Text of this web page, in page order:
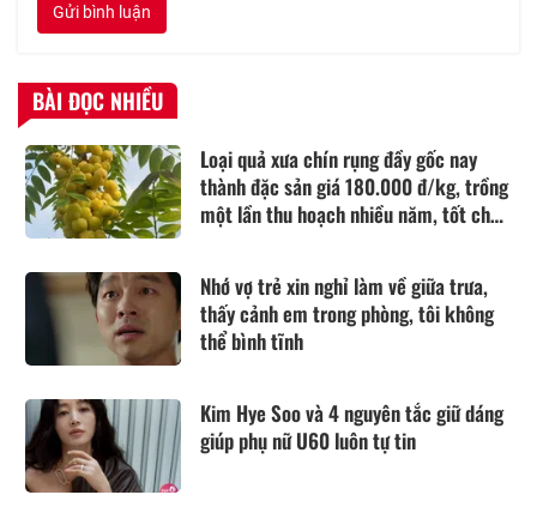
Gửi bình luận
BÀI ĐỌC NHIỀU
Loại quả xưa chín rụng đầy gốc nay
thành đặc sản giá 180.000 đ/kg, trồng
một lần thu hoạch nhiều năm, tốt cho
Nhớ vợ trẻ xin nghỉ làm về giữa trưa,
thấy cảnh em trong phòng, tôi không
thể bình tĩnh
Kim Hye Soo và 4 nguyên tắc giữ dáng
giúp phụ nữ U60 luôn tự tin